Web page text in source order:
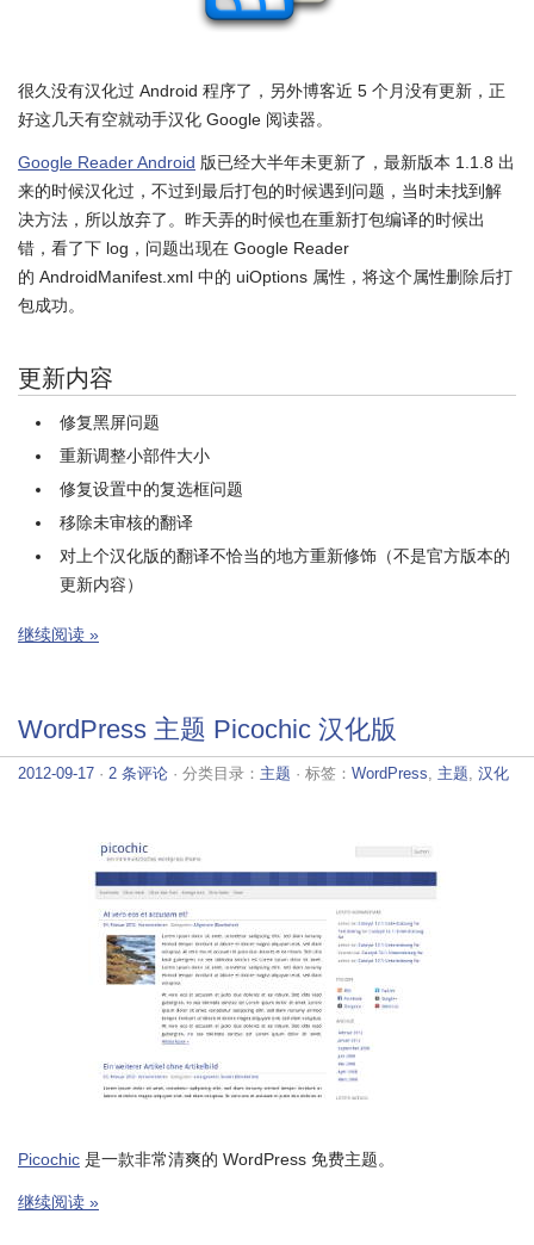
很久没有汉化过 Android 程序了，另外博客近 5 个月没有更新，正
好这几天有空就动手汉化 Google 阅读器。
Google Reader Android 版已经大半年未更新了，最新版本 1.1.8 出
来的时候汉化过，不过到最后打包的时候遇到问题，当时未找到解
决方法，所以放弃了。昨天弄的时候也在重新打包编译的时候出
错，看了下 log，问题出现在 Google Reader
的 AndroidManifest.xml 中的 uiOptions 属性，将这个属性删除后打
包成功。
更新内容
修复黑屏问题
重新调整小部件大小
修复设置中的复选框问题
移除未审核的翻译
对上个汉化版的翻译不恰当的地方重新修饰（不是官方版本的
更新内容）
继续阅读 »
WordPress 主题 Picochic 汉化版
2012-09-17 · 2 条评论 · 分类目录： 主题 · 标签： WordPress, 主题, 汉化
Picochic 是一款非常清爽的 WordPress 免费主题。
继续阅读 »